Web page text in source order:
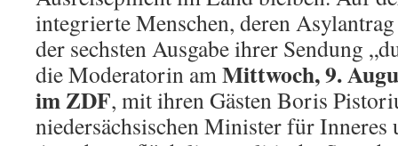
integrierte Menschen, deren
der sechsten Ausgabe ihrer Sendung
die Moderatorin amMittwoch, 9.
im ZDF, mit ihren Gästen Boris
niedersächsischen Minister für Inneres